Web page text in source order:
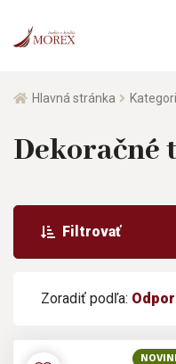
Hlavná stránka
Dekoračné
Zoradiť podľa:
Filtrovať